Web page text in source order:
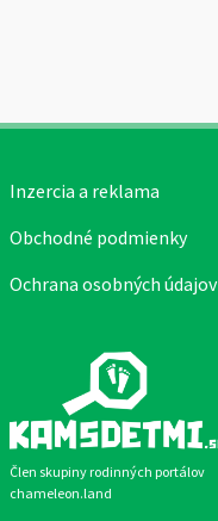
Člen skupiny rodinných portálov
chameleon.land
Inzercia a reklama
Obchodné podmienky
Ochrana osobných údajov